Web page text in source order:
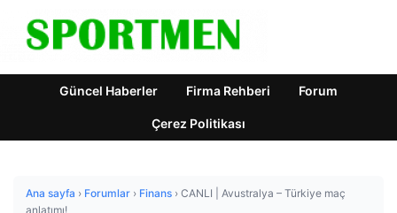
Güncel Haberler Firma Rehberi Forum
Çerez Politikası
Ana sayfa › Forumlar › Finans › CANLI | Avustralya – Türkiye maç
anlatımı!